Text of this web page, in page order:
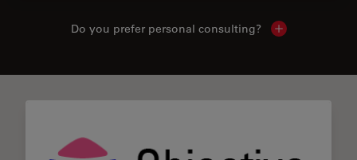
Do you prefer personal consulting? Show local